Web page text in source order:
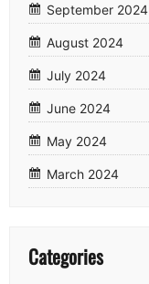
September 2024
August 2024
July 2024
June 2024
May 2024
March 2024
Categories